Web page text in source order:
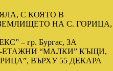
С КОЯТО В
НА С. ГОРИЦА,
– гр. Бургас, ЗА
ЕТАЖНИ “МАЛКИ” КЪЩИ,
ВЪРХУ 55 ДЕКАРА